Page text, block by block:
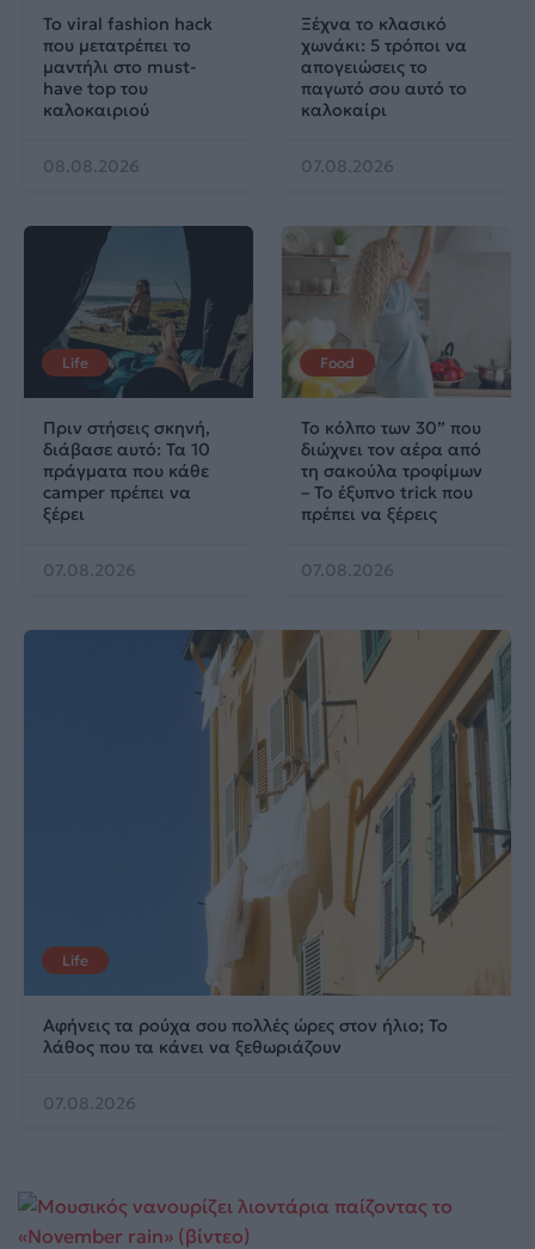
Το viral fashion hack
που μετατρέπει το
μαντήλι στο must-
have top του
καλοκαιριού
08.08.2026
Ξέχνα το κλασικό
χωνάκι: 5 τρόποι να
απογειώσεις το
παγωτό σου αυτό το
καλοκαίρι
07.08.2026
Life
Πριν στήσεις σκηνή,
διάβασε αυτό: Τα 10
πράγματα που κάθε
camper πρέπει να
ξέρει
07.08.2026
Food
Το κόλπο των 30” που
διώχνει τον αέρα από
τη σακούλα τροφίμων
– Το έξυπνο trick που
πρέπει να ξέρεις
07.08.2026
Life
Αφήνεις τα ρούχα σου πολλές ώρες στον ήλιο; Το
λάθος που τα κάνει να ξεθωριάζουν
07.08.2026